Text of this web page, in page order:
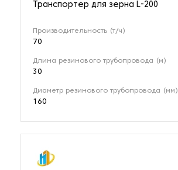
Транспортер для зерна L-200
Производительность (т/ч)
70
Длина резинового трубопровода (м)
30
Диаметр резинового трубопровода (мм)
160